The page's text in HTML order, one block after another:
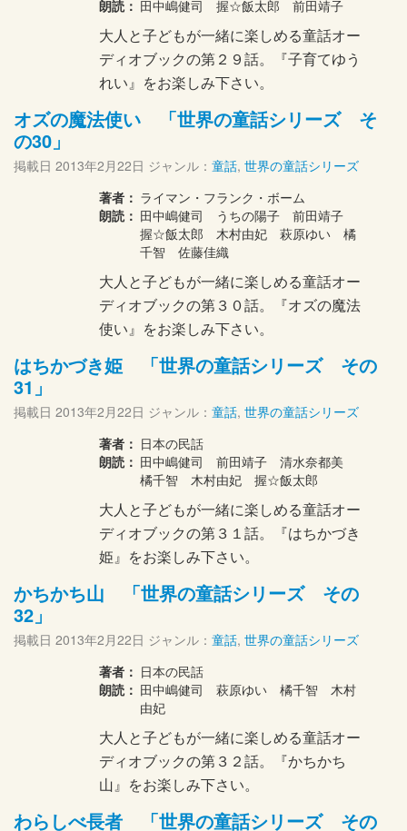
朗読： 田中嶋健司 握☆飯太郎 前田靖子
大人と子どもが一緒に楽しめる童話オー
ディオブックの第２９話。『子育てゆう
れい』をお楽しみ下さい。
オズの魔法使い 「世界の童話シリーズ そ
の30」
掲載日 2013年2月22日 ジャンル： 童話, 世界の童話シリーズ
著者： ライマン・フランク・ボーム
朗読： 田中嶋健司 うちの陽子 前田靖子
握☆飯太郎 木村由妃 萩原ゆい 橘
千智 佐藤佳織
大人と子どもが一緒に楽しめる童話オー
ディオブックの第３０話。『オズの魔法
使い』をお楽しみ下さい。
はちかづき姫 「世界の童話シリーズ その
31」
掲載日 2013年2月22日 ジャンル： 童話, 世界の童話シリーズ
著者： 日本の民話
朗読： 田中嶋健司 前田靖子 清水奈都美
橘千智 木村由妃 握☆飯太郎
大人と子どもが一緒に楽しめる童話オー
ディオブックの第３１話。『はちかづき
姫』をお楽しみ下さい。
かちかち山 「世界の童話シリーズ その
32」
掲載日 2013年2月22日 ジャンル： 童話, 世界の童話シリーズ
著者： 日本の民話
朗読： 田中嶋健司 萩原ゆい 橘千智 木村
由妃
大人と子どもが一緒に楽しめる童話オー
ディオブックの第３２話。『かちかち
山』をお楽しみ下さい。
わらしべ長者 「世界の童話シリーズ その